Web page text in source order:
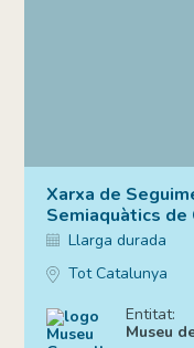
Xarxa de
Semiaquàtics de
Llarga durada
Tot Catalunya
Entitat:
Museu